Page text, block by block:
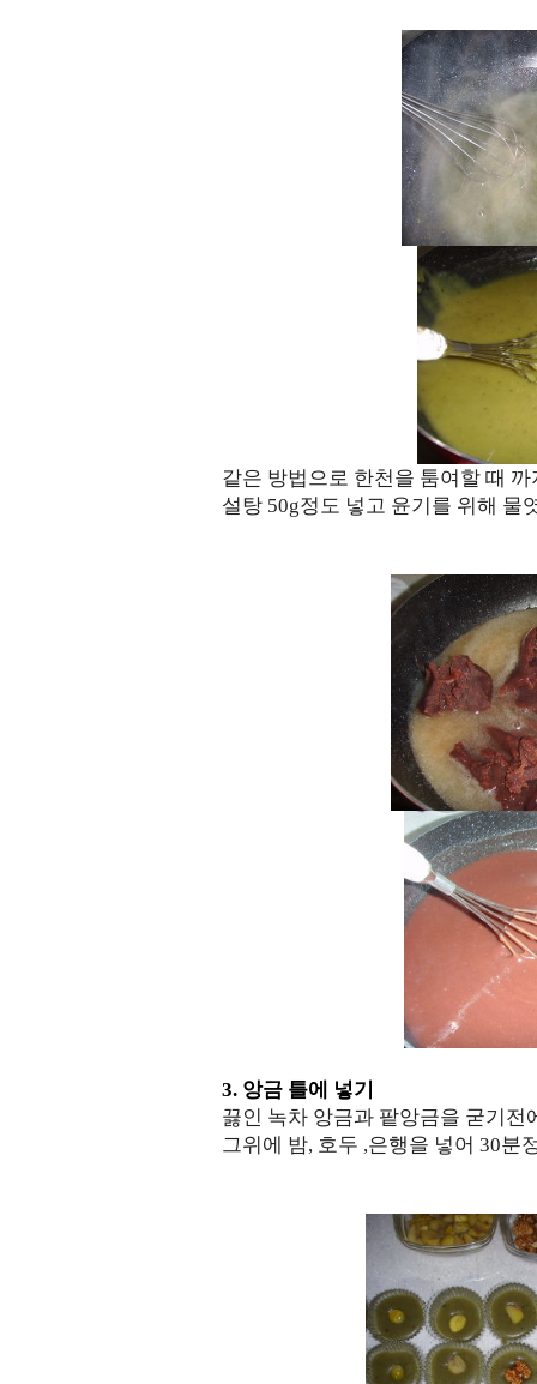
같은 방법으로 한천을 툼여할 때
설탕 50g정도 넣고 윤기를 위해 물
3. 앙금 틀에 넣기
끓인 녹차 앙금과 팥앙금을 굳기전
그위에 밤, 호두 ,은행을 넣어 30분